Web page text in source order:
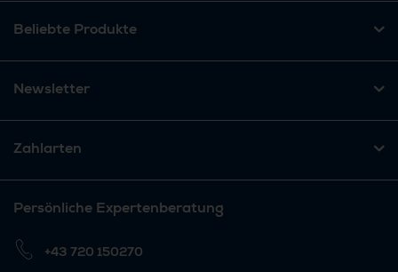
Beliebte Produkte
Newsletter
Zahlarten
Persönliche Expertenberatung
+43 720 150270